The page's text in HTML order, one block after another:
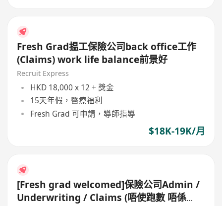
Fresh Grad揾工保險公司back office工作
(Claims) work life balance前景好
Recruit Express
HKD 18,000 x 12 + 獎金
15天年假，醫療福利
Fresh Grad 可申請，導師指導
$18K-19K/月
[Fresh grad welcomed]保險公司Admin /
Underwriting / Claims (唔使跑數 唔係